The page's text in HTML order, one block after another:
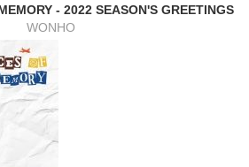
- 2022 SEASON'S GREETINGS
WONHO